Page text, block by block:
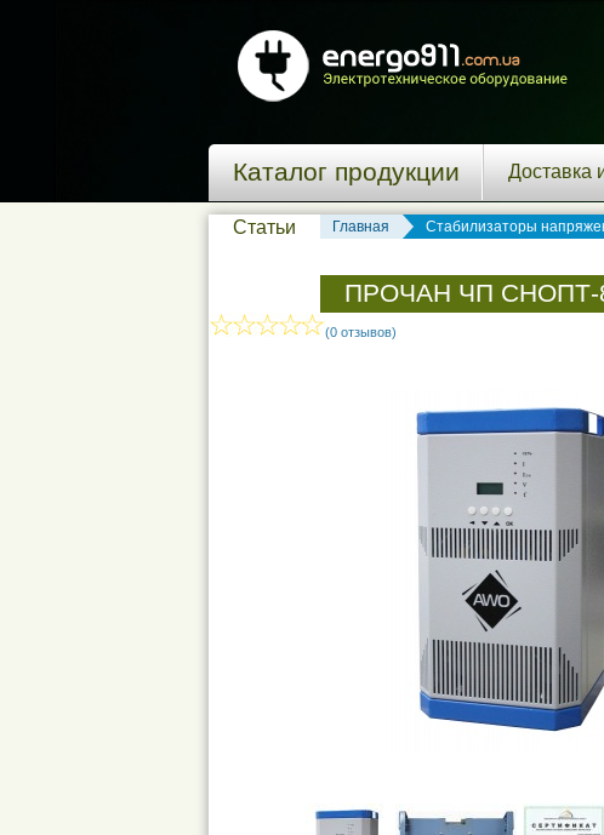
Каталог продукции Доставка
Статьи Главная Стабилизаторы
ПРОЧАН ЧП СНОПТ-
(0 отзывов)